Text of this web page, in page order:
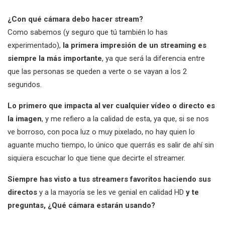
¿Con qué cámara debo hacer stream?
Como sabemos (y seguro que tú también lo has
experimentado), la primera impresión de un streaming es
siempre la más importante, ya que será la diferencia entre
que las personas se queden a verte o se vayan a los 2
segundos.
Lo primero que impacta al ver cualquier vídeo o directo es
la imagen, y me refiero a la calidad de esta, ya que, si se nos
ve borroso, con poca luz o muy pixelado, no hay quien lo
aguante mucho tiempo, lo único que querrás es salir de ahí sin
siquiera escuchar lo que tiene que decirte el streamer.
Siempre has visto a tus streamers favoritos haciendo sus
directos y a la mayoría se les ve genial en calidad HD y te
preguntas, ¿Qué cámara estarán usando?